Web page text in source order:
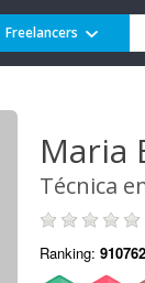
Freelancers
Maria
Técnica
Ranking: 910762